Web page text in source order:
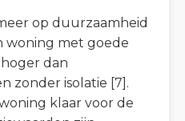
op duurzaamheid
woning met goede
dan
zonder isolatie [7].
klaar voor de